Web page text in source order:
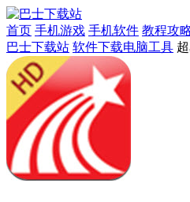
首页 手机游戏 手机软件 教程攻
巴士下载站 软件下载​​电脑工具